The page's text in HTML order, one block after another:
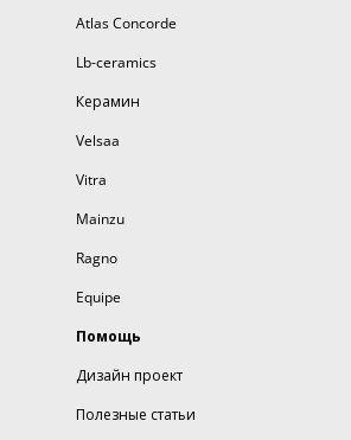
Atlas Concorde
Lb-ceramics
Керамин
Velsaa
Vitra
Mainzu
Ragno
Equipe
Помощь
Дизайн проект
Полезные статьи